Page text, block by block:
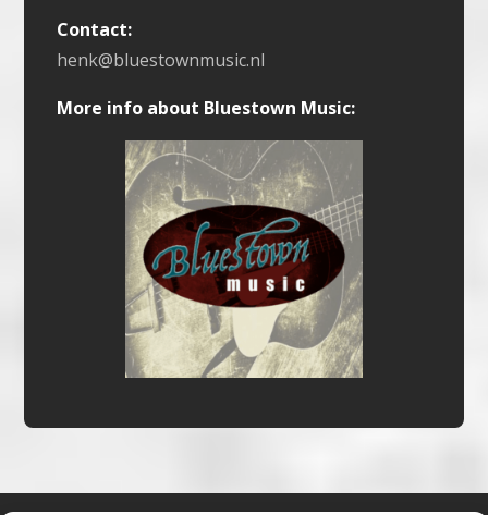
Contact:
henk@bluestownmusic.nl
More info about Bluestown Music: